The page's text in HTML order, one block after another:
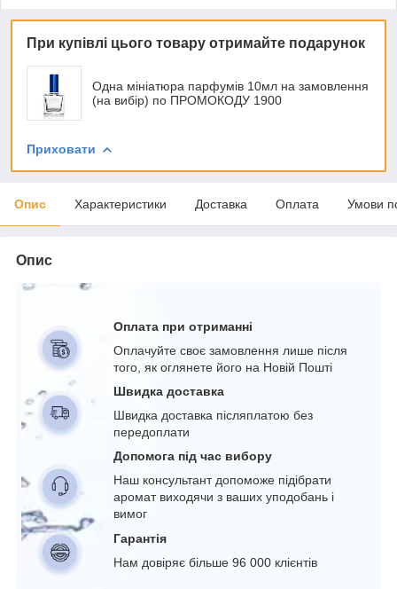
При купівлі цього товару отримайте подарунок
Одна мініатюра парфумів 10мл на замовлення
(на вибір) по ПРОМОКОДУ 1900
Приховати
Опис Характеристики Доставка Оплата Умови
Опис
Оплата при отриманні
Оплачуйте своє замовлення лише після
того, як оглянете його на Новій Пошті
Швидка доставка
Швидка доставка післяплатою без
передоплати
Допомога під час вибору
Наш консультант допоможе підібрати
аромат виходячи з ваших уподобань і
вимог
Гарантія
Нам довіряє більше 96 000 клієнтів